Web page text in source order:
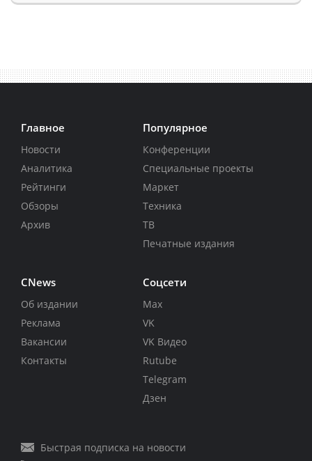
Главное
Новости
Аналитика
Рейтинги
Обзоры
Архив
Популярное
Конференции
Специальные проекты
Маркет
Техника
ТВ
Печатные издания
CNews
Об издании
Реклама
Вакансии
Контакты
Соцсети
Max
VK
VK Видео
Rutube
Telegram
Дзен
Быстрая подписка на новости